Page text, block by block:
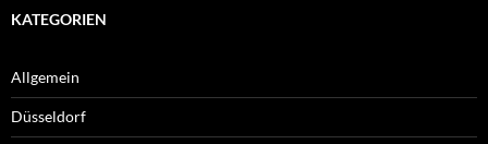
KATEGORIEN
Allgemein
Düsseldorf